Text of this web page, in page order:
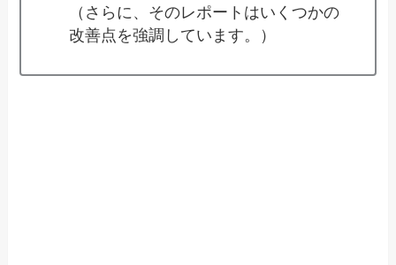
（さらに、そのレポートはいくつかの
改善点を強調しています。）